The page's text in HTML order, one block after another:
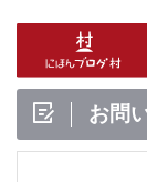
お問